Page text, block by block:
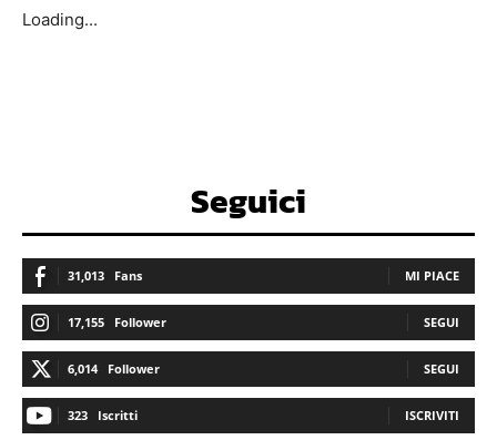
Loading...
Seguici
31,013 Fans MI PIACE
17,155 Follower SEGUI
6,014 Follower SEGUI
323 Iscritti ISCRIVITI